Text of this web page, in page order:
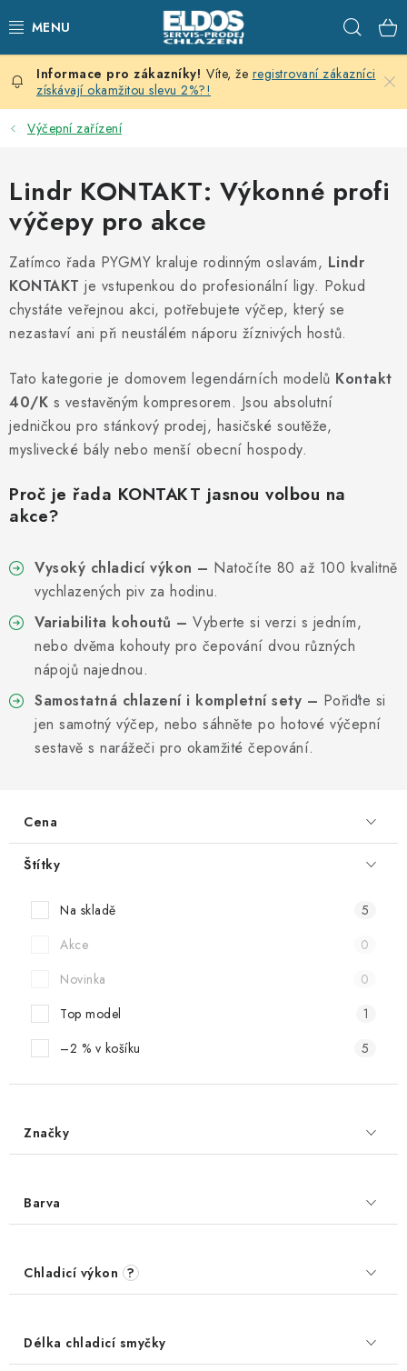
na
PRODEJNÍ CHLAZENÍ
SKLADOVACÍ CHLAZENÍ
VÝČEPNÍ ZAŘÍZENÍ
DOMÁCÍ SPOTŘEBIČE
KLIMATIZACE
Informační centrum Proč zvolit TEFCOLD
Kontakty
Hodnocení obchodu
Obchodní podmínky
Víte, že registrovaní zákazníci
získávají okamžitou slevu 2%?!
Výčepní zařízení
Lindr KONTAKT: Výkonné profi
výčepy pro akce
Zatímco řada PYGMY kraluje rodinným oslavám, Lindr
KONTAKT je vstupenkou do profesionální ligy. Pokud
chystáte veřejnou akci, potřebujete výčep, který se
nezastaví ani při neustálém náporu žíznivých hostů.
Tato kategorie je domovem legendárních modelů Kontakt
40/K s vestavěným kompresorem. Jsou absolutní
jedničkou pro stánkový prodej, hasičské soutěže,
myslivecké bály nebo menší obecní hospody.
Proč je řada KONTAKT jasnou volbou na
akce?
Vysoký chladicí výkon – Natočíte 80 až 100 kvalitně
vychlazených piv za hodinu.
Variabilita kohoutů – Vyberte si verzi s jedním,
nebo dvěma kohouty pro čepování dvou různých
nápojů najednou.
Samostatná chlazení i kompletní sety – Pořiďte si
jen samotný výčep, nebo sáhněte po hotové výčepní
sestavě s narážeči pro okamžité čepování.
Cena
Štítky
Na skladě
5
Akce
0
Novinka
0
Top model
1
–2 % v košíku
5
Značky
Barva
Chladicí výkon ?
Délka chladicí smyčky